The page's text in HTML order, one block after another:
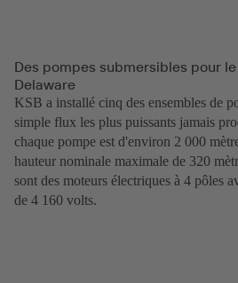
Des pompes submersibles pour
Delaware
KSB a installé cinq des ensembles de
simple flux les plus puissants jamais
chaque pompe est d'environ 2 000
hauteur nominale maximale de 320
sont des moteurs électriques à 4 pôles
de 4 160 volts.